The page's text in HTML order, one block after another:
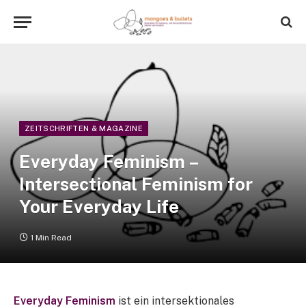
ZEITSCHRIFTEN & MAGAZINE
Everyday Feminism –
Intersectional Feminism for
Your Everyday Life
1 Min Read
Everyday Feminism ist ein intersektionales